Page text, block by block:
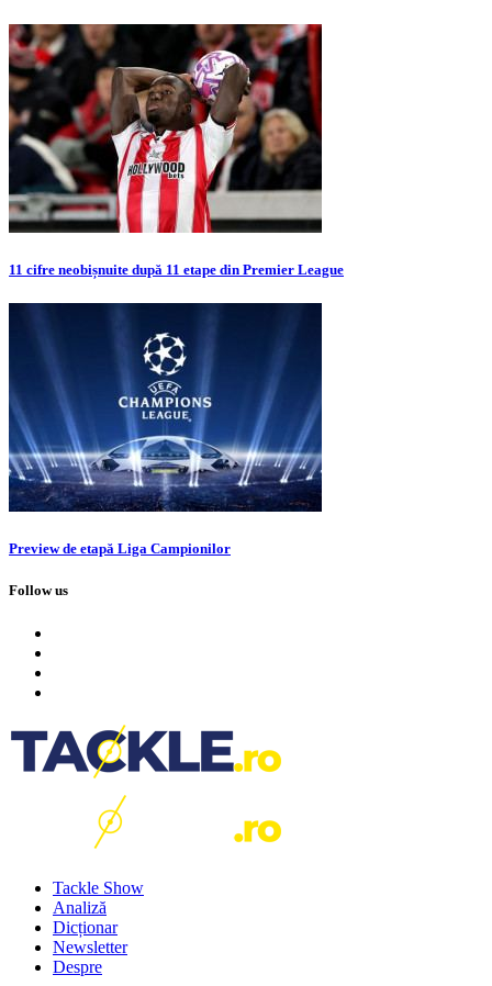
11 cifre neobișnuite după 11 etape din Premier League
Preview de etapă Liga Campionilor
Follow us
Tackle Show
Analiză
Dicționar
Newsletter
Despre